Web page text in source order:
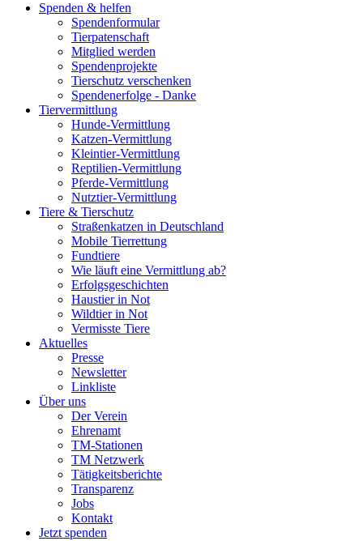
Spenden & helfen
Spendenformular
Tierpatenschaft
Mitglied werden
Spendenprojekte
Tierschutz verschenken
Spendenerfolge - Danke
Tiervermittlung
Hunde-Vermittlung
Katzen-Vermittlung
Kleintier-Vermittlung
Reptilien-Vermittlung
Pferde-Vermittlung
Nutztier-Vermittlung
Tiere & Tierschutz
Straßenkatzen in Deutschland
Mobile Tierrettung
Fundtiere
Wie läuft eine Vermittlung ab?
Erfolgsgeschichten
Haustier in Not
Wildtier in Not
Vermisste Tiere
Aktuelles
Presse
Newsletter
Linkliste
Über uns
Der Verein
Ehrenamt
TM-Stationen
TM Netzwerk
Tätigkeitsberichte
Transparenz
Jobs
Kontakt
Jetzt spenden